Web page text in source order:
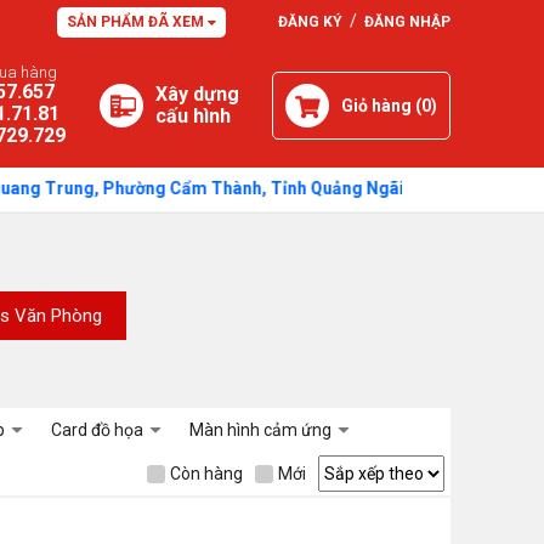
SẢN PHẨM ĐÃ XEM ĐĂNG KÝ / ĐĂNG NHẬP
hàng
Xây dựng
cấu hình
Giỏ hàng (0)
Phường Cẩm Thành, Tỉnh Quảng Ngãi - Thời gian: Sáng:
Văn Phòng
Card đồ họa Màn hình cảm ứng
Còn hàng Mới